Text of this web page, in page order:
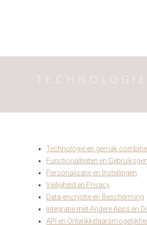
Technologie en gemak
Functionaliteiten en
Personalisatie en Instellingen
Veiligheid en Privacy
Data-encryptie en Bescherming
Integratie met Andere Apps en
API en